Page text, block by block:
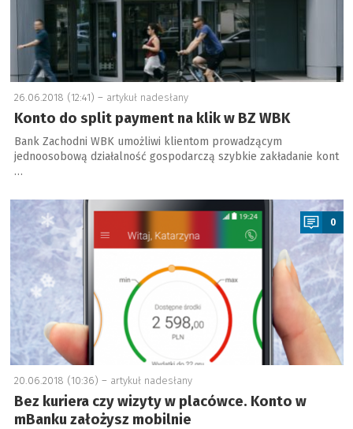
26.06.2018 (12:41) – artykuł nadesłany
Konto do split payment na klik w BZ WBK
Bank Zachodni WBK umożliwi klientom prowadzącym
jednoosobową działalność gospodarczą szybkie zakładanie kont
…
a
0
20.06.2018 (10:36) – artykuł nadesłany
Bez kuriera czy wizyty w placówce. Konto w
mBanku założysz mobilnie